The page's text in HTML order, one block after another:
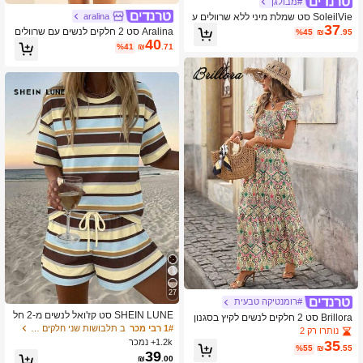
SoleilVie סט שמלת מיני ללא שרוולים ע
ם צווארון נמוך וקשירה, 2 יחידות לנשים
₪37.95
%45
#רומנטיקה טבעית
Brillora סט 2 חלקים לנשים לקיץ בסגנון
בוהו למסיבת תה וחופשה, הדפס פרחוני
בצבע בז', טופ עם עיטור רפילי וחצאית ע
ם מותן אלסטית, תלבושת מקסי קז'ואל ל
נותרו רק 2
₪35.55
%55
aralina
Aralina סט 2 חלקים לנשים עם שרוולים
קצרים, קשירה קדמית, סגירת כפתורים וכ
₪40.71
%41
27
SHEIN LUNE סט קז'ואל לנשים מ-2 חל
קים לקיץ: טופ עם צווארון עגול וכתפיים נ
פולות + שורטס עם שרוך
1# רבי מכר
1.2k+ נמכר
₪39.00